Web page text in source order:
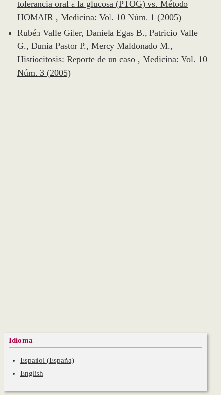
tolerancia oral a la glucosa (PTOG) vs. Método
HOMAIR , Medicina: Vol. 10 Núm. 1 (2005)
Rubén Valle Giler, Daniela Egas B., Patricio Valle
G., Dunia Pastor P., Mercy Maldonado M.,
Histiocitosis: Reporte de un caso , Medicina: Vol. 10
Núm. 3 (2005)
Idioma
Español (España)
English